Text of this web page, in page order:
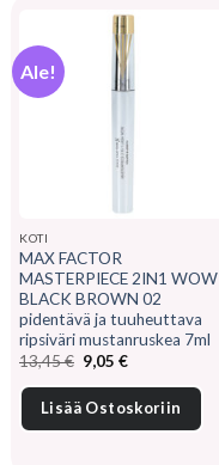
Ale!
KOTI
MAX FACTOR
MASTERPIECE 2IN1 WOW
BLACK BROWN 02
pidentävä ja tuuheuttava
ripsiväri mustanruskea 7ml
13,45€ Alkuperäinen
hinta
oli:
13,45 €.
9,05€Nykyinen
on:
9,05 €.
Lisää Ostoskoriin